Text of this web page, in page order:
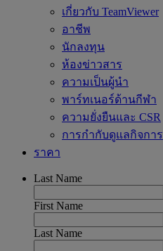
เกี่ยวกับ TeamViewer
อาชีพ
นักลงทุน
ห้องข่าวสาร
ความเป็นผู้นำ
พาร์ทเนอร์ด้านกีฬา
ความยั่งยืนและ CSR
การกำกับดูแลกิจการ
ราคา
Last Name
First Name
Last Name